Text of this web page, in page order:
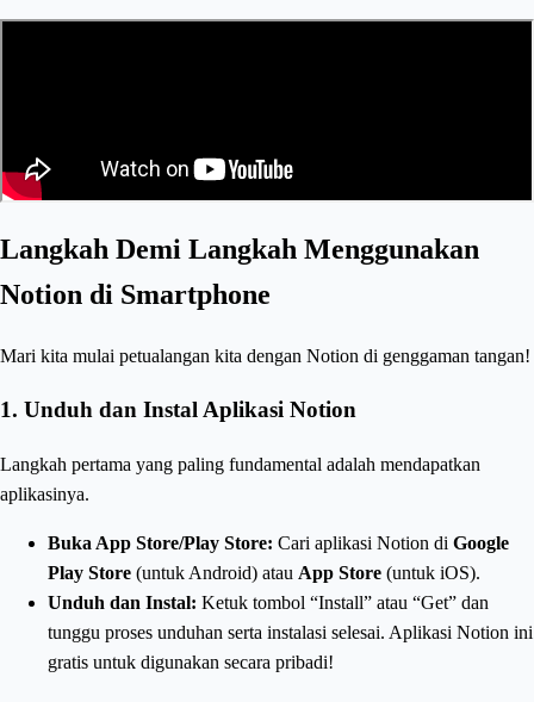
Langkah Demi Langkah Menggunakan
Notion di Smartphone
Mari kita mulai petualangan kita dengan Notion di genggaman tangan!
1. Unduh dan Instal Aplikasi Notion
Langkah pertama yang paling fundamental adalah mendapatkan
aplikasinya.
Buka App Store/Play Store: Cari aplikasi Notion di Google
Play Store (untuk Android) atau App Store (untuk iOS).
Unduh dan Instal: Ketuk tombol “Install” atau “Get” dan
tunggu proses unduhan serta instalasi selesai. Aplikasi Notion ini
gratis untuk digunakan secara pribadi!